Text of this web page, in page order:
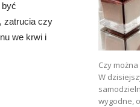
być
zatrucia czy
we krwi i
Czy
W
wygodne,